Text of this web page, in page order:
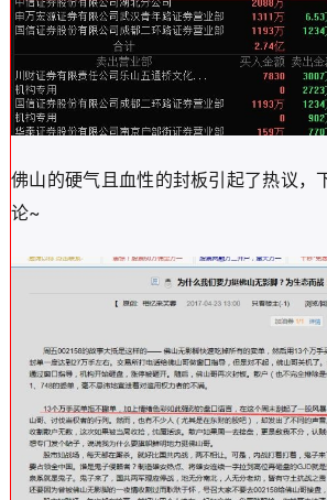
佛山的硬气且血性的封板引起了热议，
论~